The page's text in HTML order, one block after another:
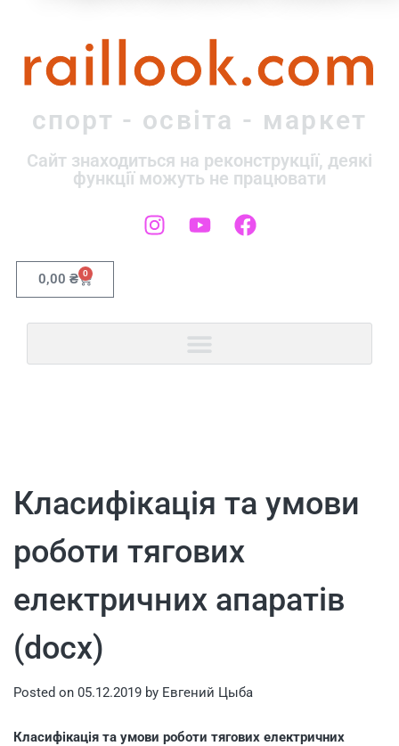
raillook.com
спорт - освіта - маркет
Сайт знаходиться на реконструкції, деякі
функції можуть не працювати
0,00 ₴ 0
Класифікація та умови
роботи тягових
електричних апаратів
(docx)
Posted on 05.12.2019 by Евгений Цыба
Класифікація та умови роботи тягових електричних